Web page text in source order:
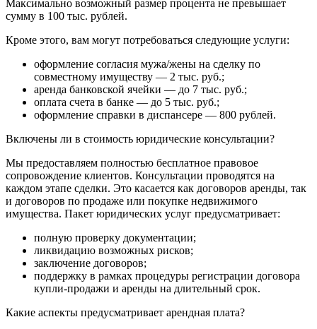
Максимально возможный размер процента не превышает
сумму в 100 тыс. рублей.
Кроме этого, вам могут потребоваться следующие услуги:
оформление согласия мужа/жены на сделку по
совместному имуществу — 2 тыс. руб.;
аренда банковской ячейки — до 7 тыс. руб.;
оплата счета в банке — до 5 тыс. руб.;
оформление справки в диспансере — 800 рублей.
Включены ли в стоимость юридические консультации?
Мы предоставляем полностью бесплатное правовое
сопровождение клиентов. Консультации проводятся на
каждом этапе сделки. Это касается как договоров аренды, так
и договоров по продаже или покупке недвижимого
имущества. Пакет юридических услуг предусматривает:
полную проверку документации;
ликвидацию возможных рисков;
заключение договоров;
поддержку в рамках процедуры регистрации договора
купли-продажи и аренды на длительный срок.
Какие аспекты предусматривает арендная плата?